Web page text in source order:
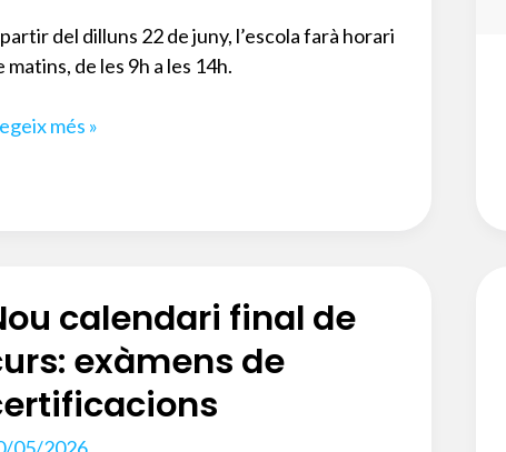
del dilluns 22 de juny, l’escola farà horari
matins, de les 9h a les 14h.
més »
calendari final de
exàmens de